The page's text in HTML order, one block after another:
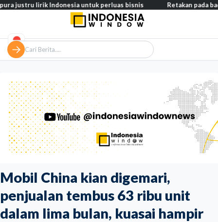
Mobil China kian digemari,
penjualan tembus 63 ribu unit
dalam lima bulan, kuasai hampir
lirik Indonesia untuk perluas bisnis Retakan pada badan